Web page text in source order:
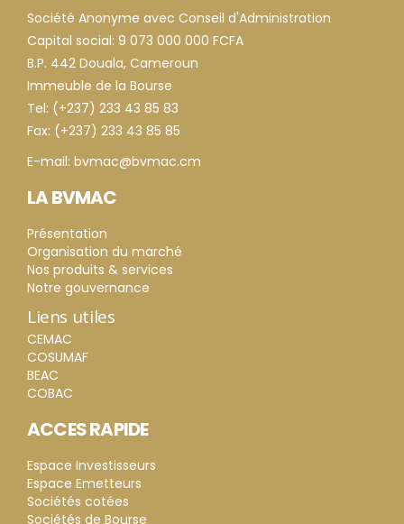
Société Anonyme avec Conseil d'Administration
Capital social: 9 073 000 000 FCFA
B.P. 442 Douala, Cameroun
Immeuble de la Bourse
Tel: (+237) 233 43 85 83
Fax: (+237) 233 43 85 85
E-mail: bvmac@bvmac.cm
LA BVMAC
Présentation
Organisation du marché
Nos produits & services
Notre gouvernance
Liens utiles
CEMAC
COSUMAF
BEAC
COBAC
ACCES RAPIDE
Espace Investisseurs
Espace Emetteurs
Sociétés cotées
Sociétés de Bourse